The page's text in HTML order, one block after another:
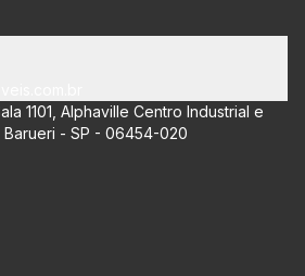
1101, Alphaville Centro Industrial e
Barueri - SP - 06454-020